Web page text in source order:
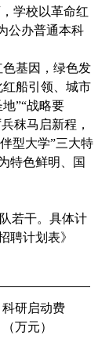
学校以革命红
公办普通本科
基因，绿色发
船引领、城市
”“战略要
秣马启新程，
型大学”三大特
特色鲜明、国
若干。具体计
聘计划表》
科研启动费
（万元）